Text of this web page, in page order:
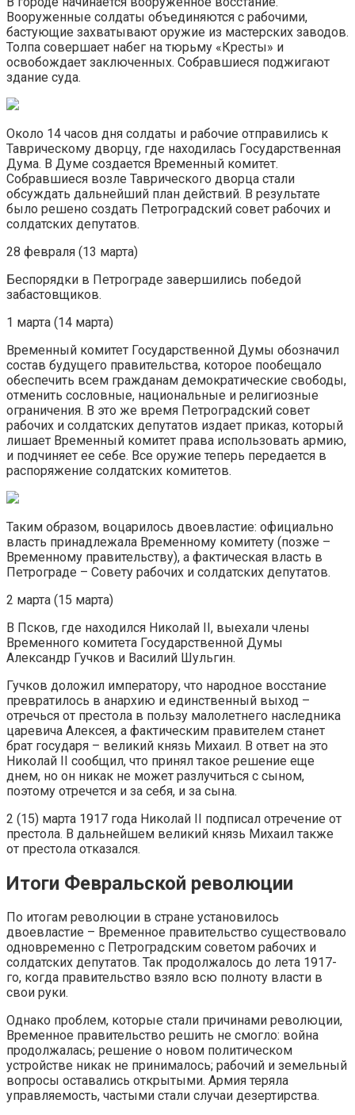
Вооруженные солдаты объединяются с рабочими,
бастующие захватывают оружие из мастерских заводов.
Толпа совершает набег на тюрьму «Кресты» и
освобождает заключенных. Собравшиеся поджигают
здание суда.
Около 14 часов дня солдаты и рабочие отправились к
Таврическому дворцу, где находилась Государственная
Дума. В Думе создается Временный комитет.
Собравшиеся возле Таврического дворца стали
обсуждать дальнейший план действий. В результате
было решено создать Петроградский совет рабочих и
солдатских депутатов.
28 февраля (13 марта)
Беспорядки в Петрограде завершились победой
забастовщиков.
1 марта (14 марта)
Временный комитет Государственной Думы обозначил
состав будущего правительства, которое пообещало
обеспечить всем гражданам демократические свободы,
отменить сословные, национальные и религиозные
ограничения. В это же время Петроградский совет
рабочих и солдатских депутатов издает приказ, который
лишает Временный комитет права использовать армию,
и подчиняет ее себе. Все оружие теперь передается в
распоряжение солдатских комитетов.
Таким образом, воцарилось двоевластие: официально
власть принадлежала Временному комитету (позже –
Временному правительству), а фактическая власть в
Петрограде – Совету рабочих и солдатских депутатов.
2 марта (15 марта)
В Псков, где находился Николай II, выехали члены
Временного комитета Государственной Думы
Александр Гучков и Василий Шульгин.
Гучков доложил императору, что народное восстание
превратилось в анархию и единственный выход –
отречься от престола в пользу малолетнего наследника
царевича Алексея, а фактическим правителем станет
брат государя – великий князь Михаил. В ответ на это
Николай II сообщил, что принял такое решение еще
днем, но он никак не может разлучиться с сыном,
поэтому отречется и за себя, и за сына.
2 (15) марта 1917 года Николай II подписал отречение от
престола. В дальнейшем великий князь Михаил также
от престола отказался.
Итоги Февральской революции
По итогам революции в стране установилось
двоевластие – Временное правительство существовало
одновременно с Петроградским советом рабочих и
солдатских депутатов. Так продолжалось до лета 1917-
го, когда правительство взяло всю полноту власти в
свои руки.
Однако проблем, которые стали причинами революции,
Временное правительство решить не смогло: война
продолжалась; решение о новом политическом
устройстве никак не принималось; рабочий и земельный
вопросы оставались открытыми. Армия теряла
управляемость, частыми стали случаи дезертирства.